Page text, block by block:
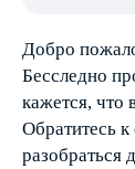
Добро
Бесследно
кажется, что
Обратитесь
разобраться